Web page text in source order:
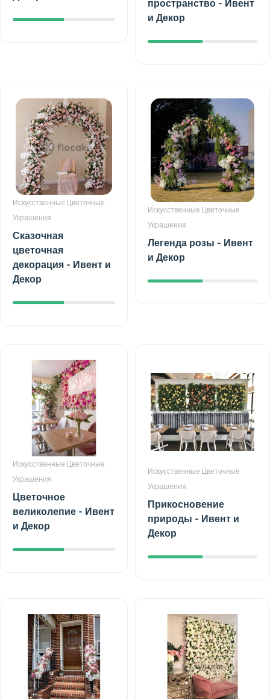
пространство - Ивент
и Декор
Искусственные Цветочные
Украшения
Сказочная
цветочная
декорация - Ивент и
Декор
Искусственные Цветочные
Украшения
Легенда розы - Ивент
и Декор
Искусственные Цветочные
Украшения
Цветочное
великолепие - Ивент
и Декор
Искусственные Цветочные
Украшения
Прикосновение
природы - Ивент и
Декор